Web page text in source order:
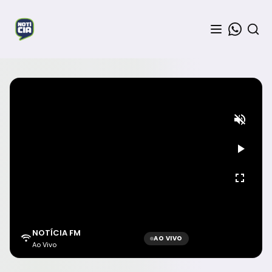
NOTÍCIA FM
Ao Vivo
AO VIVO